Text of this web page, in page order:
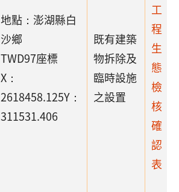
地點：澎湖縣白
沙鄉
TWD97座標
X：
2618458.125Y：
311531.406
既有建築
物拆除及
臨時設施
之設置
工
程
生
態
檢
核
確
認
表